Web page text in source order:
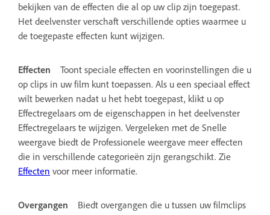
bekijken van de effecten die al op uw clip zijn toegepast.
Het deelvenster verschaft verschillende opties waarmee u
de toegepaste effecten kunt wijzigen.
Effecten
Toont speciale effecten en voorinstellingen die u
op clips in uw film kunt toepassen. Als u een speciaal effect
wilt bewerken nadat u het hebt toegepast, klikt u op
Effectregelaars om de eigenschappen in het deelvenster
Effectregelaars te wijzigen. Vergeleken met de Snelle
weergave biedt de Professionele weergave meer effecten
die in verschillende categorieën zijn gerangschikt. Zie
Effecten voor meer informatie.
Overgangen
Biedt overgangen die u tussen uw filmclips